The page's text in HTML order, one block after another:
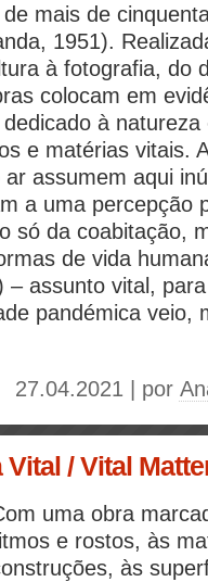
mais de
1951).
à fotografia, do
colocam em
à natureza
e matérias vitais.
ar assumem aqui
a uma percepção
só da coabitação,
de vida
– assunto vital,
pandémica veio,
27.04.2021 | por
/ Vital
uma obra
e rostos, às
às